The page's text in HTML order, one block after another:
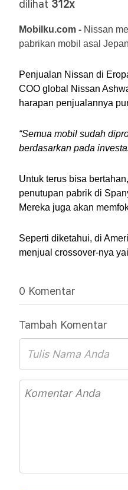
dilihat 312x
Mobilku.com - Nissan
pabrikan mobil asal
Penjualan Nissan di
COO global Nissan
harapan penjualannya
“Semua mobil sudah
berdasarkan pada
Untuk terus bisa
penutupan pabrik di
Mereka juga akan
Seperti diketahui, di
menjual crossover-nya
0 Komentar
Tambah Komentar